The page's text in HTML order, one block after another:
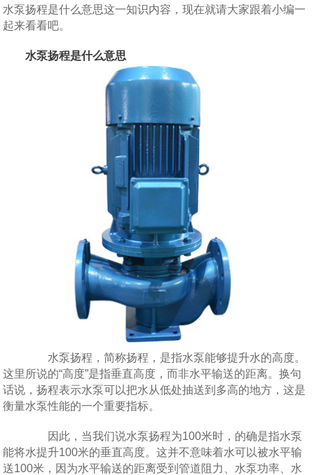
水泵扬程是什么意思这一知识内容，现在就请大家跟着小编一
起来看看吧。
水泵扬程是什么意思
水泵扬程，简称扬程，是指水泵能够提升水的高度。
这里所说的“高度”是指垂直高度，而非水平输送的距离。换句
话说，扬程表示水泵可以把水从低处抽送到多高的地方，这是
衡量水泵性能的一个重要指标。
因此，当我们说水泵扬程为100米时，的确是指水泵
能将水提升100米的垂直高度。这并不意味着水可以被水平输
送100米，因为水平输送的距离受到管道阻力、水泵功率、水